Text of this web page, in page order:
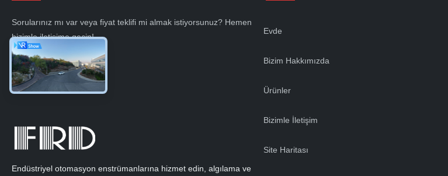
Sorularınız mı var veya fiyat teklifi mi almak istiyorsunuz? Hemen
bizimle iletişime geçin!
Şimdi Sor
Endüstriyel otomasyon enstrümanlarına hizmet edin, algılama ve
Evde
Bizim Hakkımızda
Ürünler
Bizimle İletişim
Site Haritası